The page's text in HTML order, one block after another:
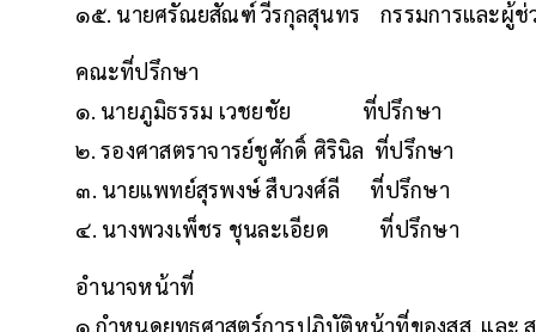
๑๕. นายศรัณยสัณฑ์ วีรกุลสุนทร กรรมการและผู้ช่
คณะที่ปรึกษา
๑. นายภูมิธรรม เวชยชัย ที่ปรึกษา
๒. รองศาสตราจารย์ชูศักดิ์ ศิรินิล ที่ปรึกษา
๓. นายแพทย์สุรพงษ์ สืบวงศ์ลี ที่ปรึกษา
๔. นางพวงเพ็ชร ชุนละเอียด ที่ปรึกษา
อำนาจหน้าที่
๑.กำหนดยุทธศาสตร์การปฏิบัติหน้าที่ของสส. และ